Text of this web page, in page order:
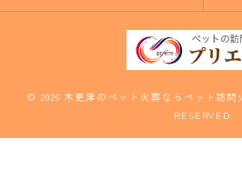
© 2026 木更津のペット火葬ならペット訪
RESERVED.